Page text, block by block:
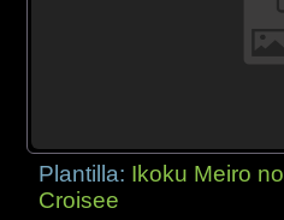
Plantilla: Ikoku Meiro no
Croisee